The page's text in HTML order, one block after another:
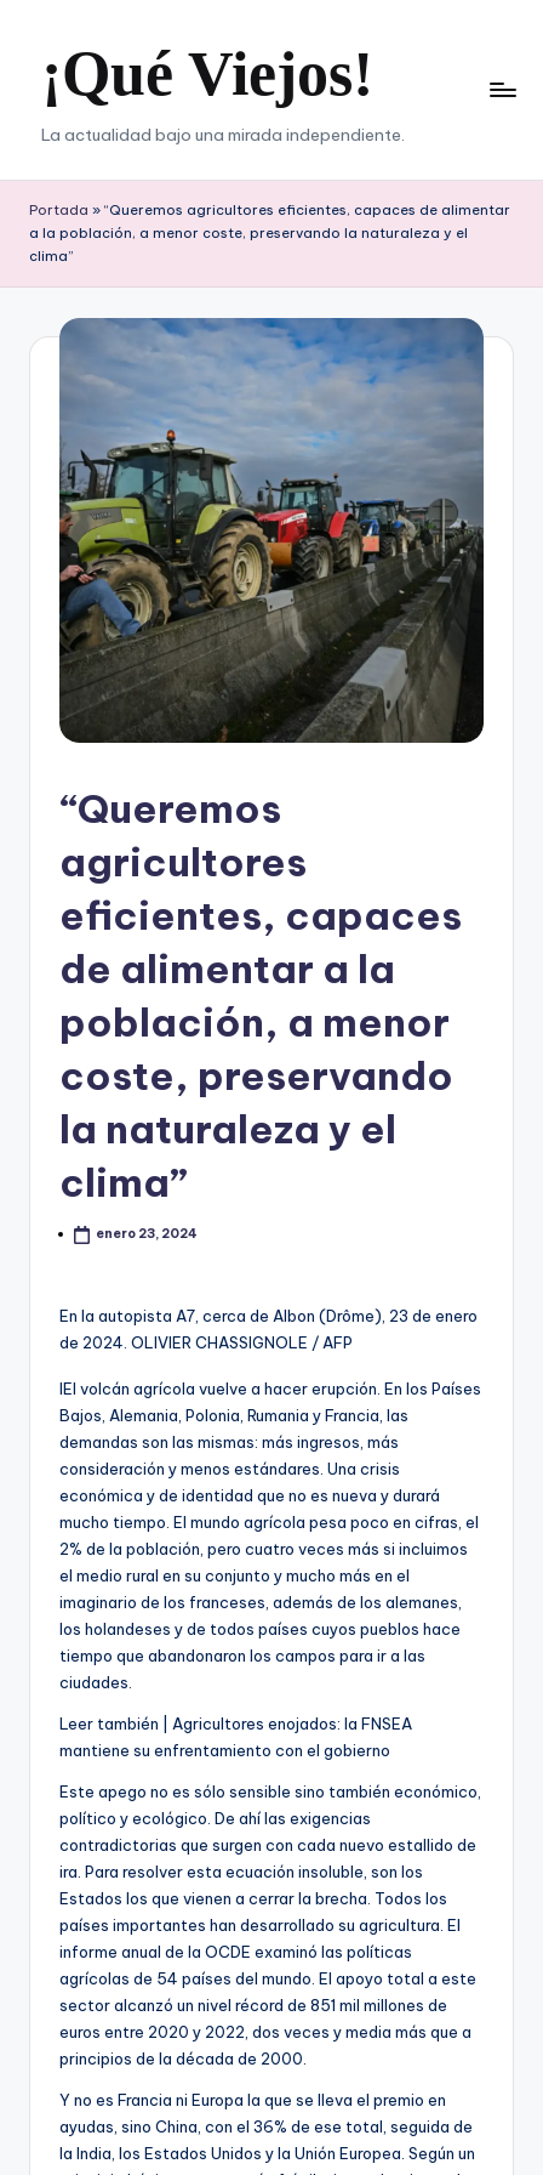
contenido¡Qué Viejos!
La actualidad bajo una mirada independiente.
Portada » “Queremos agricultores eficientes, capaces de alimentar
a la población, a menor coste, preservando la naturaleza y el
clima”
“Queremos
agricultores
eficientes, capaces
de alimentar a la
población, a menor
coste, preservando
la naturaleza y el
clima”
enero 23, 2024
En la autopista A7, cerca de Albon (Drôme), 23 de enero
de 2024. OLIVIER CHASSIGNOLE / AFP
lEl volcán agrícola vuelve a hacer erupción. En los Países
Bajos, Alemania, Polonia, Rumania y Francia, las
demandas son las mismas: más ingresos, más
consideración y menos estándares. Una crisis
económica y de identidad que no es nueva y durará
mucho tiempo. El mundo agrícola pesa poco en cifras, el
2% de la población, pero cuatro veces más si incluimos
el medio rural en su conjunto y mucho más en el
imaginario de los franceses, además de los alemanes,
los holandeses y de todos países cuyos pueblos hace
tiempo que abandonaron los campos para ir a las
ciudades.
Leer también |
A
r
í
c
u
l
o
r
e
s
e
r
v
a
d
o
Agricultores enojados: la FNSEA
mantiene su enfrentamiento con el gobierno
Este apego no es sólo sensible sino también económico,
político y ecológico. De ahí las exigencias
contradictorias que surgen con cada nuevo estallido de
ira. Para resolver esta ecuación insoluble, son los
Estados los que vienen a cerrar la brecha. Todos los
países importantes han desarrollado su agricultura. El
informe anual de la OCDE examinó las políticas
agrícolas de 54 países del mundo. El apoyo total a este
sector alcanzó un nivel récord de 851 mil millones de
euros entre 2020 y 2022, dos veces y media más que a
principios de la década de 2000.
Y no es Francia ni Europa la que se lleva el premio en
ayudas, sino China, con el 36% de ese total, seguida de
la India, los Estados Unidos y la Unión Europea. Según un